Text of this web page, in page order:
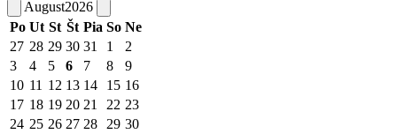
August2026
Po Ut St Št Pia So Ne
27 28 29 30 31 1
2
3
4 5 6 7 8
9
10 11 12 13 14 15 16
17 18 19 20 21 22 23
24 25 26 27 28 29 30